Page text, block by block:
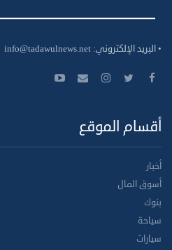
• البريد الإلكتروني: info@tadawulnews.net
أقسام الموقع
أخبار
أسوق المال
بنوك
سياحة
سيارات